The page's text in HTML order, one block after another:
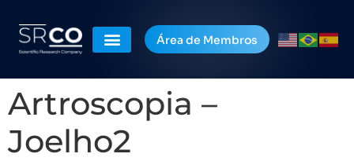
Área de Membros
Artroscopia –
Joelho2